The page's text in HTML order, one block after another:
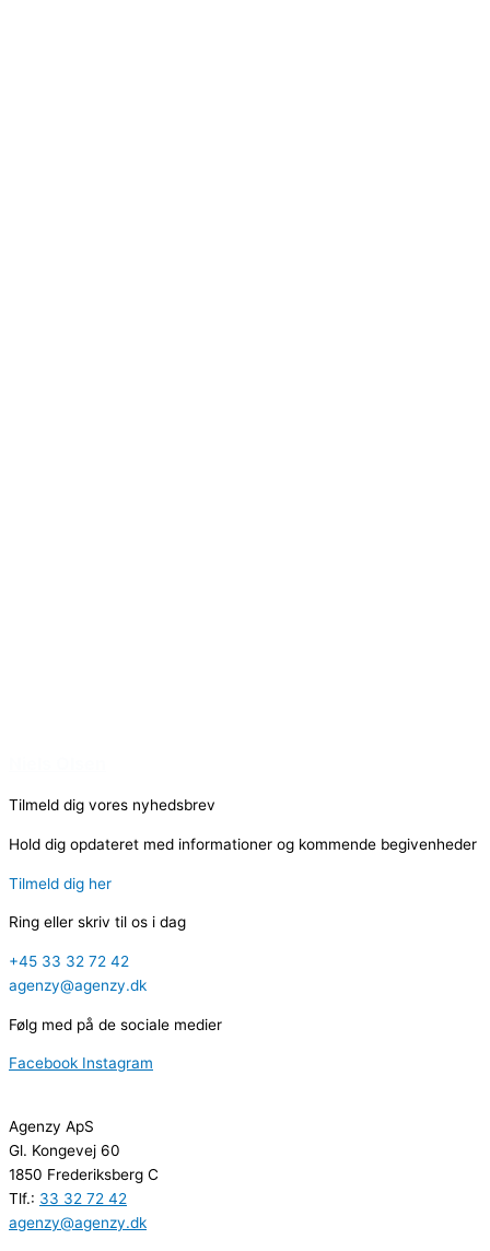
Tilmeld dig vores nyhedsbrev
Hold dig opdateret med informationer og kommende begivenheder
Tilmeld dig her
Ring eller skriv til os i dag
+45 33 32 72 42
agenzy@agenzy.dk
Følg med på de sociale medier
Facebook Instagram
Agenzy ApS
Gl. Kongevej 60
1850 Frederiksberg C
Tlf.: 33 32 72 42
agenzy@agenzy.dk